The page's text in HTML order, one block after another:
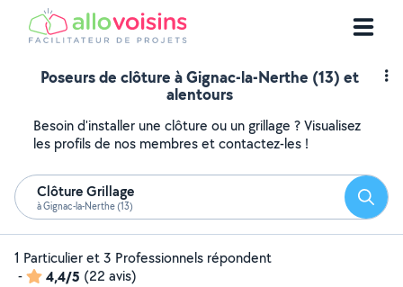
Poseurs de clôture à Gignac-la-Nerthe (13) et
alentours
Besoin d'installer une clôture ou un grillage ? Visualisez
les profils de nos membres et contactez-les !
Clôture Grillage
à Gignac-la-Nerthe (13)
1 Particulier et 3 Professionnels répondent
-
4,4/5 (22 avis)